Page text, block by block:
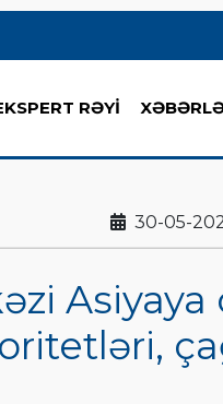
RƏYİ
30-05-